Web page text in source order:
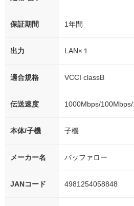
保証期間 1年間
出力 LAN×１
適合規格 VCCI classB
伝送速度 1000Mbps/100Mbps/
本体/子機 子機
メーカー名 バッファロー
JANコード 4981254058848